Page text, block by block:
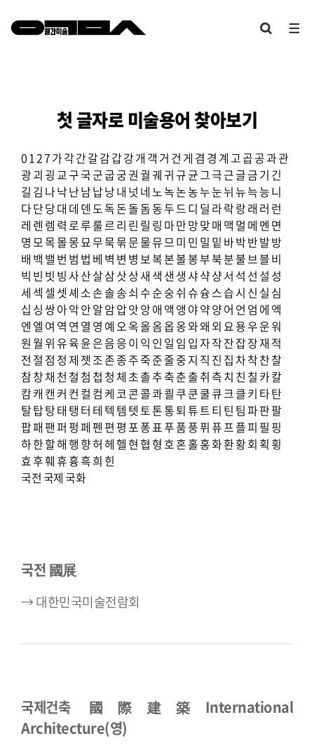
첫 글자로 미술용어 찾아보기
0 1 27가각간갈감갑강개 객 거 건 게 겸 경 계 고곱공과관
광괴 굉 교구국군굽궁권 궐궤귀규균그극근글금기 긴
길 김 나낙난남납낭내 넛 네 노녹논농누눈뉘뉴늑능니
다단당대 데 덴 도독돈돌돔동두드디 딜 라락랑래 러 런
레 렌 렘 력 로루룰르리 린 릴 링 마만망맞매 맥 멀 메 멘 면
명 모목몰몽묘무묵묶문물뮤므미 민 밀 밑 바박반발방
배 백 밸 번 범 법 베 벽 변 병 보복본볼봉부북분불브블비
빅 빈 빗 빙사산살삼삿상새 색 샌 생샤샥샹서 석 선 설 성
세 섹 셀 셋셰 소손솔송쇠수순숭쉬슈슝스습시 신 실 심
십 싱 쌍아악안알암압앗앙애 액 앵 야약양어 언 엄 에 엑
엔 엘 여 역 연 열 영 예 오옥올옴옵옹와왜 외 요용우운워
원월 위유육윤은음응이 익 인 일 임 입자작잔잡장재 적
전 절 점 정 제 젯 조존종주죽준줄중지 직 진 집 차착찬찰
참창채 천 철 첨 첩 청 체 초촐추축춘출취측치 친 칠 카칼
캄캐 캔 커 컨 컬 컴 케 코콘콜콰쾰 쿠쿤쿨큐크클키 타탄
탈탑탕태 탱 터 테 텍 템 텟 토톤통퇴튜트티 틴 팀파판팔
팝패팬퍼 펑페펜 편 평 포퐁표푸품풍퓌 퓨프플피 필 핑
하한할해행 향허헤헬 현협 형 호혼홀홍화환황회 획 횡
효 후훼휴흉흑희 힌
국전국제국화
국전 國展
→ 대한민국미술전람회
국제건축 國際建築 International
Architecture(영)